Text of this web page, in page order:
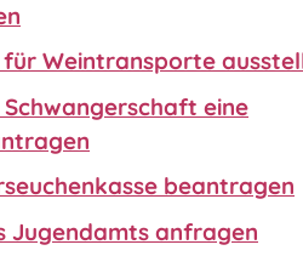
Weintransporte
eine
beantragen
Jugendamts anfragen